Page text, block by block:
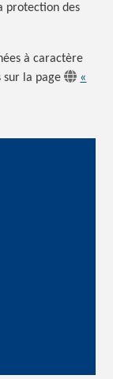
protection des
à caractère
sur la page
«